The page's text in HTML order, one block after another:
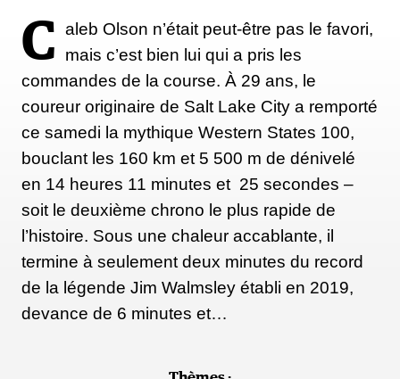
C aleb Olson n’était peut-être pas le favori,
mais c’est bien lui qui a pris les
commandes de la course. À 29 ans, le
coureur originaire de Salt Lake City a remporté
ce samedi la mythique Western States 100,
bouclant les 160 km et 5 500 m de dénivelé
en 14 heures 11 minutes et 25 secondes –
soit le deuxième chrono le plus rapide de
l’histoire. Sous une chaleur accablante, il
termine à seulement deux minutes du record
de la légende Jim Walmsley établi en 2019,
devance de 6 minutes et…